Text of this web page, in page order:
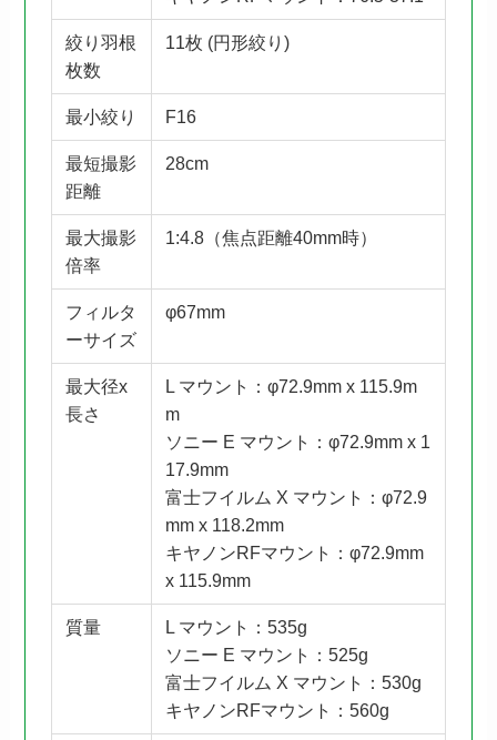
絞り羽根
枚数
11枚 (円形絞り)
最小絞り F16
最短撮影
距離
28cm
最大撮影
倍率
1:4.8（焦点距離40mm時）
フィルタ
ーサイズ
φ67mm
最大径x
長さ
L マウント：φ72.9mm x 115.9m
m
ソニー E マウント：φ72.9mm x 1
17.9mm
富士フイルム X マウント：φ72.9
mm x 118.2mm
キヤノンRFマウント：φ72.9mm
x 115.9mm
質量
L マウント：535g
ソニー E マウント：525g
富士フイルム X マウント：530g
キヤノンRFマウント：560g